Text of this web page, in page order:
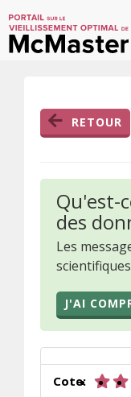
RETOUR
Qu'est-
des
Les
J'AI
Cote: